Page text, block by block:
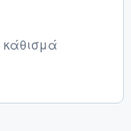
κάθισμά